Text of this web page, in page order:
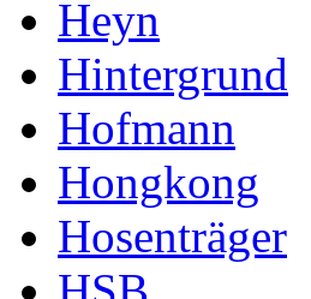
Heyn
Hintergrund
Hofmann
Hongkong
Hosenträger